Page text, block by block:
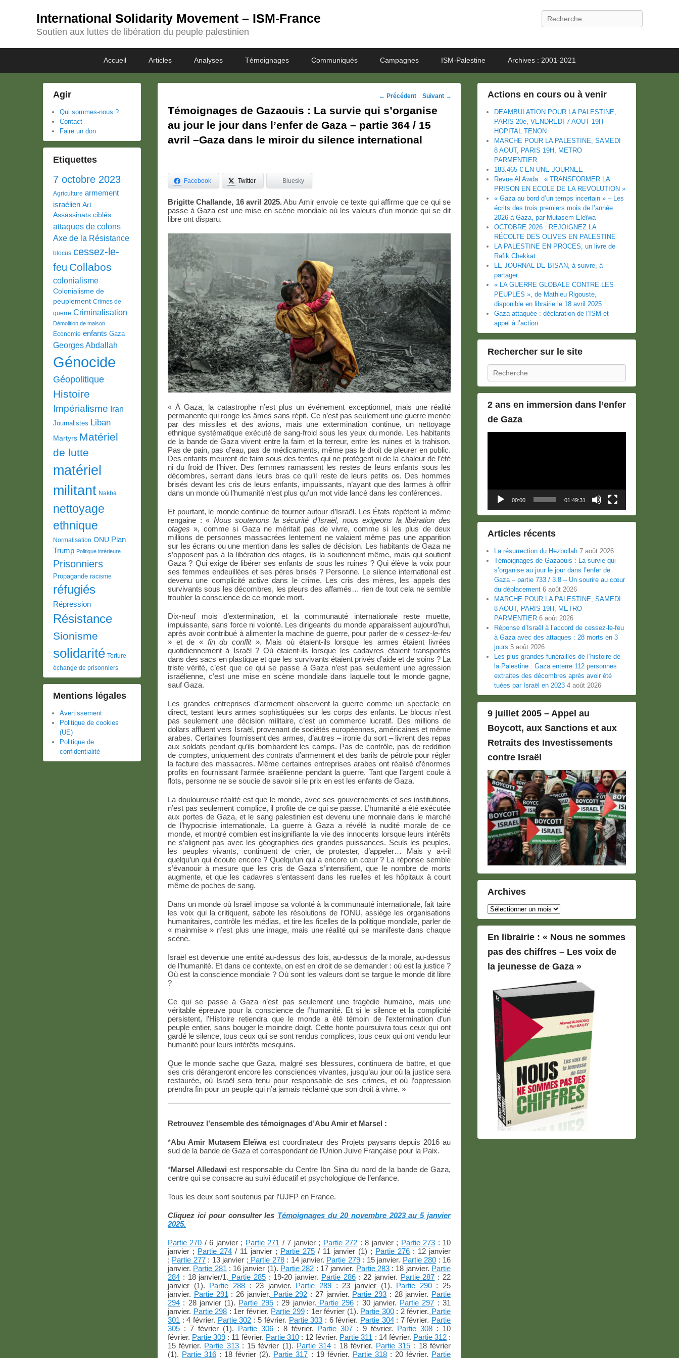
International Solidarity Movement – ISM-France
Soutien aux luttes de libération du peuple palestinien
Recherche
menu
Accueil Articles Analyses Témoignages Communiqués Campagnes ISM-Palestine Archives : 2001-2021
Navigation
des
posts
← Précédent Suivant →
Témoignages de Gazaouis : La survie qui s’organise
au jour le jour dans l’enfer de Gaza – partie 364 / 15
avril –Gaza dans le miroir du silence international
Facebook Twitter Bluesky
Brigitte Challande, 16 avril 2025.Abu Amir envoie ce texte qui affirme que ce qui se
passe à Gaza est une mise en scène mondiale où les valeurs d’un monde qui se dit
libre ont disparu.
« À Gaza, la catastrophe n’est plus un événement exceptionnel, mais une réalité
permanente qui ronge les âmes sans répit. Ce n’est pas seulement une guerre menée
par des missiles et des avions, mais une extermination continue, un nettoyage
ethnique systématique exécuté de sang-froid sous les yeux du monde. Les habitants
de la bande de Gaza vivent entre la faim et la terreur, entre les ruines et la trahison.
Pas de pain, pas d’eau, pas de médicaments, même pas le droit de pleurer en public.
Des enfants meurent de faim sous des tentes qui ne protègent ni de la chaleur de l’été
ni du froid de l’hiver. Des femmes ramassent les restes de leurs enfants sous les
décombres, serrant dans leurs bras ce qu’il reste de leurs petits os. Des hommes
brisés devant les cris de leurs enfants, impuissants, n’ayant que des larmes à offrir
dans un monde où l’humanité n’est plus qu’un mot vide lancé dans les conférences.
Et pourtant, le monde continue de tourner autour d’Israël. Les États répètent la même
rengaine : « Nous soutenons la sécurité d’Israël, nous exigeons la libération des
otages », comme si Gaza ne méritait pas de vivre, comme si les plus de deux
millions de personnes massacrées lentement ne valaient même pas une apparition
sur les écrans ou une mention dans les salles de décision. Les habitants de Gaza ne
s’opposent pas à la libération des otages, ils la soutiennent même, mais qui soutient
Gaza ? Qui exige de libérer ses enfants de sous les ruines ? Qui élève la voix pour
ses femmes endeuillées et ses pères brisés ? Personne. Le silence international est
devenu une complicité active dans le crime. Les cris des mères, les appels des
survivants sous les décombres, les pleurs des affamés… rien de tout cela ne semble
troubler la conscience de ce monde mort.
Dix-neuf mois d’extermination, et la communauté internationale reste muette,
impuissante, sans force ni volonté. Les dirigeants du monde apparaissent aujourd’hui,
après avoir contribué à alimenter la machine de guerre, pour parler de «cessez-le-feu
» et de « fin du conflit». Mais où étaient-ils lorsque les armes étaient livrées
quotidiennement à Israël ? Où étaient-ils lorsque les cadavres étaient transportés
dans des sacs en plastique et que les survivants étaient privés d’aide et de soins ? La
triste vérité, c’est que ce qui se passe à Gaza n’est pas seulement une agression
israélienne, c’est une mise en scène mondiale dans laquelle tout le monde gagne,
sauf Gaza.
Les grandes entreprises d’armement observent la guerre comme un spectacle en
direct, testant leurs armes sophistiquées sur les corps des enfants. Le blocus n’est
pas seulement une décision militaire, c’est un commerce lucratif. Des millions de
dollars affluent vers Israël, provenant de sociétés européennes, américaines et même
arabes. Certaines fournissent des armes, d’autres – ironie du sort – livrent des repas
aux soldats pendant qu’ils bombardent les camps. Pas de contrôle, pas de reddition
de comptes, uniquement des contrats d’armement et des barils de pétrole pour régler
la facture des massacres. Même certaines entreprises arabes ont réalisé d’énormes
profits en fournissant l’armée israélienne pendant la guerre. Tant que l’argent coule à
flots, personne ne se soucie de savoir si le prix en est les enfants de Gaza.
La douloureuse réalité est que le monde, avec ses gouvernements et ses institutions,
n’est pas seulement complice, il profite de ce qui se passe. L’humanité a été exécutée
aux portes de Gaza, et le sang palestinien est devenu une monnaie dans le marché
de l’hypocrisie internationale. La guerre à Gaza a révélé la nudité morale de ce
monde, et montré combien est insignifiante la vie des innocents lorsque leurs intérêts
ne s’alignent pas avec les géographies des grandes puissances. Seuls les peuples,
les peuples vivants, continuent de crier, de protester, d’appeler… Mais y a-t-il
quelqu’un qui écoute encore ? Quelqu’un qui a encore un cœur ? La réponse semble
s’évanouir à mesure que les cris de Gaza s’intensifient, que le nombre de morts
augmente, et que les cadavres s’entassent dans les ruelles et les hôpitaux à court
même de poches de sang.
Dans un monde où Israël impose sa volonté à la communauté internationale, fait taire
les voix qui la critiquent, sabote les résolutions de l’ONU, assiège les organisations
humanitaires, contrôle les médias, et tire les ficelles de la politique mondiale, parler de
« mainmise » n’est plus une image, mais une réalité qui se manifeste dans chaque
scène.
Israël est devenue une entité au-dessus des lois, au-dessus de la morale, au-dessus
de l’humanité. Et dans ce contexte, on est en droit de se demander : où est la justice ?
Où est la conscience mondiale ? Où sont les valeurs dont se targue le monde dit libre
?
Ce qui se passe à Gaza n’est pas seulement une tragédie humaine, mais une
véritable épreuve pour la conscience de l’humanité. Et si le silence et la complicité
persistent, l’Histoire retiendra que le monde a été témoin de l’extermination d’un
peuple entier, sans bouger le moindre doigt. Cette honte poursuivra tous ceux qui ont
gardé le silence, tous ceux qui se sont rendus complices, tous ceux qui ont vendu leur
humanité pour leurs intérêts mesquins.
Que le monde sache que Gaza, malgré ses blessures, continuera de battre, et que
ses cris dérangeront encore les consciences vivantes, jusqu’au jour où la justice sera
restaurée, où Israël sera tenu pour responsable de ses crimes, et où l’oppression
prendra fin pour un peuple qui n’a jamais réclamé que son droit à vivre. »
Retrouvez l’ensemble des témoignages d’Abu Amir et Marsel :
*Abu Amir Mutasem Eleïwaest coordinateur des Projets paysans depuis 2016 au
sud de la bande de Gaza et correspondant de l’Union Juive Française pour la Paix.
*Marsel Alledawi est responsable du Centre Ibn Sina du nord de la bande de Gaza,
centre qui se consacre au suivi éducatif et psychologique de l’enfance.
Tous les deux sont soutenus par l’UJFP en France.
Cliquez ici pour consulter les Témoignages du 20 novembre 2023 au 5 janvier
2025.
Partie 270 / 6 janvier ; Partie 271 / 7 janvier ; Partie 272 : 8 janvier ; Partie 273 : 10
janvier ; Partie 274 / 11 janvier ; Partie 275 / 11 janvier (1) ; Partie 276 : 12 janvier
; Partie 277: 13 janvier ; Partie 278: 14 janvier. Partie 279: 15 janvier. Partie 280 : 16
janvier. Partie 281 : 16 janvier (1). Partie 282 : 17 janvier. Partie 283: 18 janvier. Partie
284 : 18 janvier/1. Partie 285: 19-20 janvier. Partie 286: 22 janvier. Partie 287 : 22
janvier (1). Partie 288: 23 janvier. Partie 289 : 23 janvier (1). Partie 290: 25
janvier. Partie 291 : 26 janvier. Partie 292 : 27 janvier. Partie 293 : 28 janvier. Partie
294 : 28 janvier (1). Partie 295: 29 janvier. Partie 296 : 30 janvier. Partie 297 : 31
janvier. Partie 298 : 1er février. Partie 299: 1er février (1). Partie 300: 2 février. Partie
301 : 4 février. Partie 302 : 5 février. Partie 303 : 6 février. Partie 304: 7 février. Partie
305 : 7 février (1). Partie 306: 8 février. Partie 307 : 9 février. Partie 308 : 10
février. Partie 309 : 11 février. Partie 310: 12 février. Partie 311 : 14 février. Partie 312:
15 février. Partie 313: 15 février (1). Partie 314 : 18 février. Partie 315 : 18 février
(1). Partie 316 : 18 février (2). Partie 317 : 19 février. Partie 318: 20 février. Partie
Actions en cours ou à venir
DEAMBULATION POUR LA PALESTINE,
PARIS 20e, VENDREDI 7 AOUT 19H
HOPITAL TENON
MARCHE POUR LA PALESTINE, SAMEDI
8 AOUT, PARIS 19H, METRO
PARMENTIER
183.465 € EN UNE JOURNEE
Revue Al Awda : « TRANSFORMER LA
PRISON EN ECOLE DE LA REVOLUTION »
« Gaza au bord d’un temps incertain » – Les
écrits des trois premiers mois de l’année
2026 à Gaza, par Mutasem Eleïwa
OCTOBRE 2026 : REJOIGNEZ LA
RÉCOLTE DES OLIVES EN PALESTINE
LA PALESTINE EN PROCES, un livre de
Rafik Chekkat
LE JOURNAL DE BISAN, à suivre, à
partager
« LA GUERRE GLOBALE CONTRE LES
PEUPLES », de Mathieu Rigouste,
disponible en librairie le 18 avril 2025
Gaza attaquée : déclaration de l’ISM et
appel à l’action
Rechercher sur le site
Recherche
2 ans en immersion dans l’enfer
de Gaza
00:00 01:49:31
Articles récents
La résurrection du Hezbollah 7 août 2026
Témoignages de Gazaouis : La survie qui
s’organise au jour le jour dans l’enfer de
Gaza – partie 733 / 3.8 – Un sourire au cœur
du déplacement 6 août 2026
MARCHE POUR LA PALESTINE, SAMEDI
8 AOUT, PARIS 19H, METRO
PARMENTIER 6 août 2026
Réponse d’Israël à l’accord de cessez-le-feu
à Gaza avec des attaques : 28 morts en 3
jours 5 août 2026
Les plus grandes funérailles de l’histoire de
la Palestine : Gaza enterre 112 personnes
extraites des décombres après avoir été
tuées par Israël en 2023 4 août 2026
9 juillet 2005 – Appel au
Boycott, aux Sanctions et aux
Retraits des Investissements
contre Israël
Archives
Archives
En librairie : « Nous ne sommes
pas des chiffres – Les voix de
la jeunesse de Gaza »
Agir
Qui sommes-nous ?
Contact
Faire un don
Etiquettes
7 octobre 2023
Agriculture armement
israélien Art
Assassinats ciblés
attaques de colons
Axe de la Résistance
blocus cessez-le-
feu Collabos
colonialisme
Colonialisme de
peuplement Crimes de
guerre Criminalisation
Démolition de maison
Economie enfants Gaza
Georges Abdallah
Génocide
Géopolitique
Histoire
Impérialisme Iran
Journalistes Liban
Martyrs Matériel
de lutte
matériel
militant Nakba
nettoyage
ethnique
Normalisation ONU Plan
Trump Politique intérieure
Prisonniers
Propagande racisme
réfugiés
Répression
Résistance
Sionisme
solidarité Torture
échange de prisonniers
Mentions légales
Avertissement
Politique de cookies
(UE)
Politique de
confidentialité